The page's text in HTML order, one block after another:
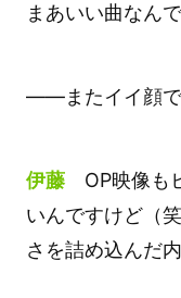
まあいい曲なんで
――またイイ顔で
伊藤OP映像も
いんですけど（
さを詰め込んだ